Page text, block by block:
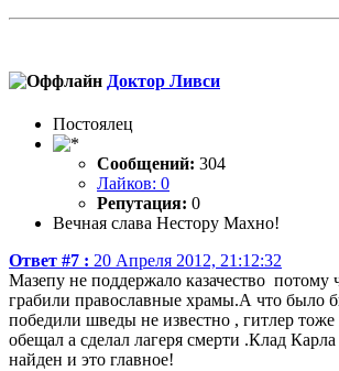
Доктор Ливси
Постоялец
Сообщений: 304
Лайков: 0
Репутация: 0
Вечная слава Нестору Махно!
Ответ #7 : 20 Апреля 2012, 21:12:32
Мазепу не поддержало казачество потому
грабили православные храмы.А что было
победили шведы не известно , гитлер
обещал а сделал лагеря смерти .Клад
найден и это главное!